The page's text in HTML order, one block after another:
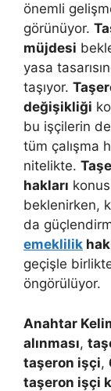
önemli
görünüyor.
müjdesi
yasa
taşıyor.
değişikliği
bu işçilerin
tüm çalışma
nitelikte.
hakları
beklenirken,
da
emeklilik
geçişle
öngörülüyor.
Anahtar
alınması,
taşeron işçi,
taşeron işçi